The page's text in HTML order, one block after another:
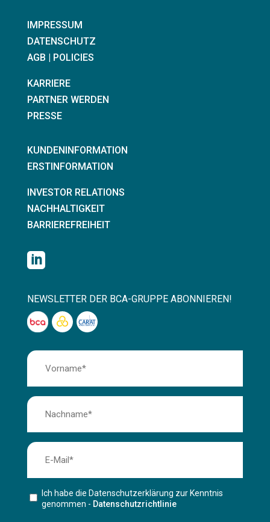
IMPRESSUM
DATENSCHUTZ
AGB | POLICIES
KARRIERE
PARTNER WERDEN
PRESSE
KUNDENINFORMATION
ERSTINFORMATION
INVESTOR RELATIONS
NACHHALTIGKEIT
BARRIEREFREIHEIT

NEWSLETTER DER BCA-GRUPPE ABONNIEREN!
Ich habe die Datenschutzerklärung zur Kenntnis
genommen - Datenschutzrichtlinie